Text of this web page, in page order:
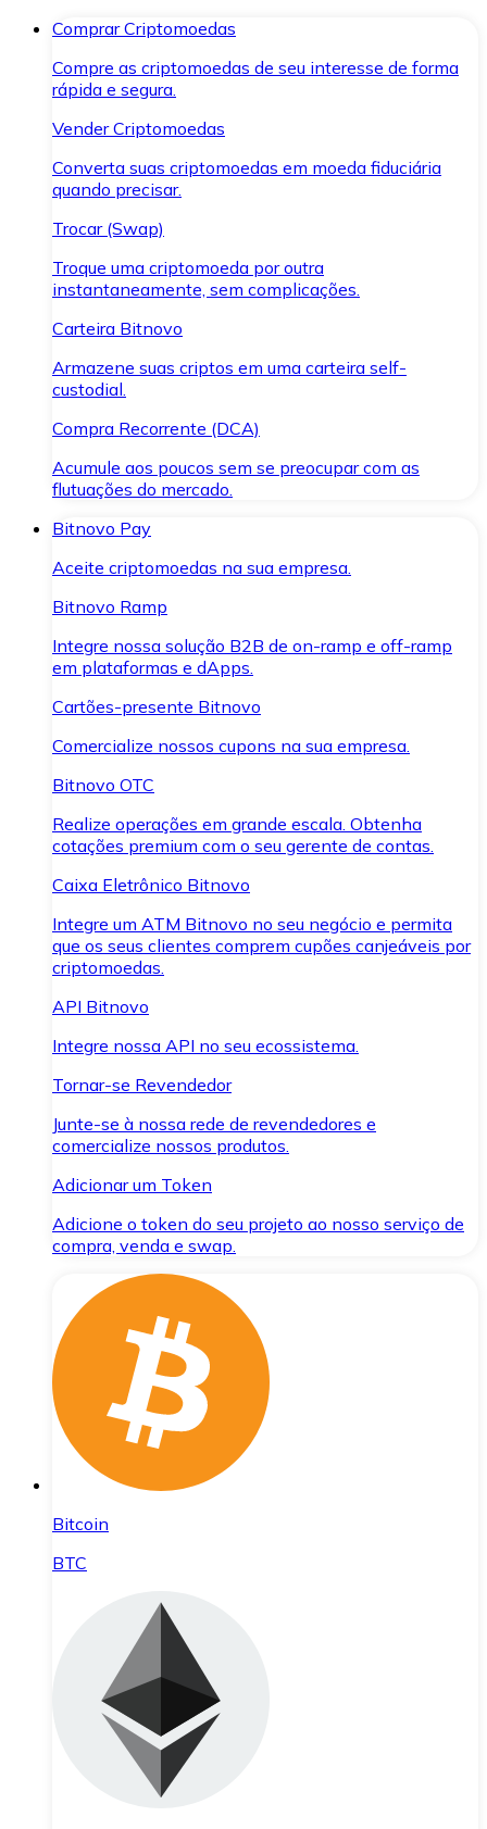
Comprar Criptomoedas
Compre as criptomoedas de seu interesse de forma
rápida e segura.
Vender Criptomoedas
Converta suas criptomoedas em moeda fiduciária
quando precisar.
Trocar (Swap)
Troque uma criptomoeda por outra
instantaneamente, sem complicações.
Carteira Bitnovo
Armazene suas criptos em uma carteira self-
custodial.
Compra Recorrente (DCA)
Acumule aos poucos sem se preocupar com as
flutuações do mercado.
Bitnovo Pay
Aceite criptomoedas na sua empresa.
Bitnovo Ramp
Integre nossa solução B2B de on-ramp e off-ramp
em plataformas e dApps.
Cartões-presente Bitnovo
Comercialize nossos cupons na sua empresa.
Bitnovo OTC
Realize operações em grande escala. Obtenha
cotações premium com o seu gerente de contas.
Caixa Eletrônico Bitnovo
Integre um ATM Bitnovo no seu negócio e permita
que os seus clientes comprem cupões canjeáveis por
criptomoedas.
API Bitnovo
Integre nossa API no seu ecossistema.
Tornar-se Revendedor
Junte-se à nossa rede de revendedores e
comercialize nossos produtos.
Adicionar um Token
Adicione o token do seu projeto ao nosso serviço de
compra, venda e swap.
Bitcoin
BTC